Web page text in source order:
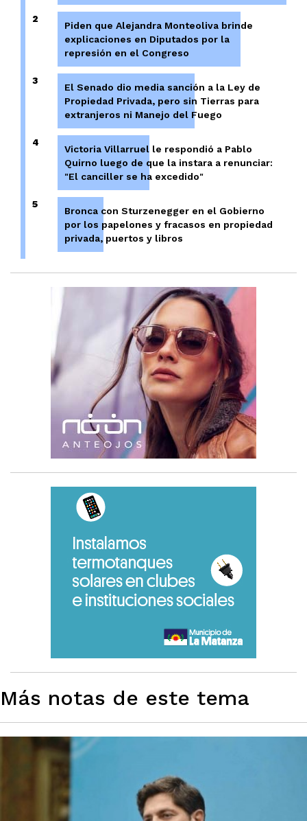
2
Piden que Alejandra Monteoliva brinde
explicaciones en Diputados por la
represión en el Congreso
3
El Senado dio media sanción a la Ley de
Propiedad Privada, pero sin Tierras para
extranjeros ni Manejo del Fuego
4
Victoria Villarruel le respondió a Pablo
Quirno luego de que la instara a renunciar:
"El canciller se ha excedido"
5
Bronca con Sturzenegger en el Gobierno
por los papelones y fracasos en propiedad
privada, puertos y libros
Más notas de este tema